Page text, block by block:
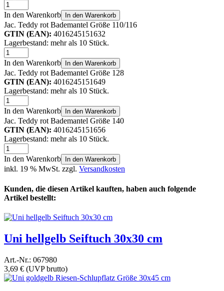
In den Warenkorb In den Warenkorb
Jac. Teddy rot Bademantel Größe 110/116
GTIN (EAN): 4016245151632
Lagerbestand: mehr als 10 Stück.
In den Warenkorb In den Warenkorb
Jac. Teddy rot Bademantel Größe 128
GTIN (EAN): 4016245151649
Lagerbestand: mehr als 10 Stück.
In den Warenkorb In den Warenkorb
Jac. Teddy rot Bademantel Größe 140
GTIN (EAN): 4016245151656
Lagerbestand: mehr als 10 Stück.
In den Warenkorb In den Warenkorb
inkl. 19 % MwSt. zzgl. Versandkosten
Kunden, die diesen Artikel kauften, haben auch folgende
Artikel bestellt:
Uni hellgelb Seiftuch 30x30 cm
Art.-Nr.: 067980
3,69 € (UVP brutto)